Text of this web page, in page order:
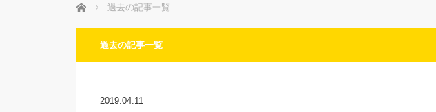
ホーム 過去の記事一覧
過去の記事一覧
2019.04.11